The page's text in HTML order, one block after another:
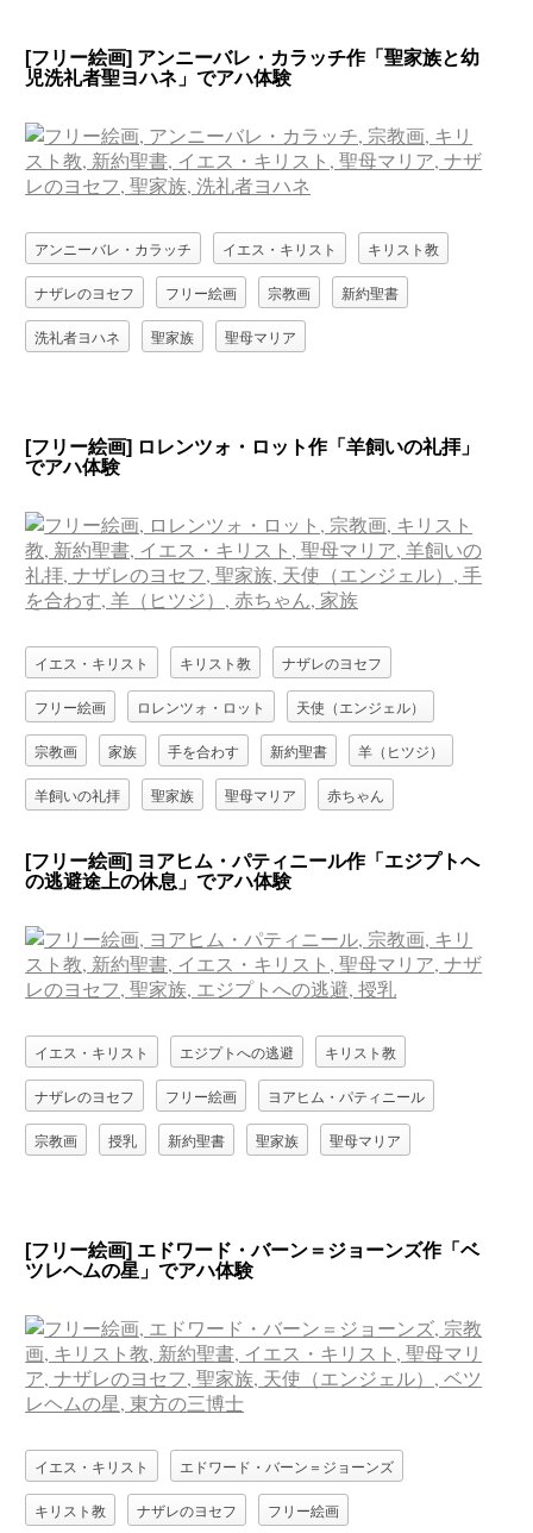
[フリー絵画] アンニーバレ・カラッチ作「聖家族と幼
児洗礼者聖ヨハネ」でアハ体験
アンニーバレ・カラッチ イエス・キリスト キリスト教
ナザレのヨセフ フリー絵画 宗教画 新約聖書
洗礼者ヨハネ 聖家族 聖母マリア
[フリー絵画] ロレンツォ・ロット作「羊飼いの礼拝」
でアハ体験
イエス・キリスト キリスト教 ナザレのヨセフ
フリー絵画 ロレンツォ・ロット 天使（エンジェル）
宗教画 家族 手を合わす 新約聖書 羊（ヒツジ）
羊飼いの礼拝 聖家族 聖母マリア 赤ちゃん
[フリー絵画] ヨアヒム・パティニール作「エジプトへ
の逃避途上の休息」でアハ体験
イエス・キリスト エジプトへの逃避 キリスト教
ナザレのヨセフ フリー絵画 ヨアヒム・パティニール
宗教画 授乳 新約聖書 聖家族 聖母マリア
[フリー絵画] エドワード・バーン＝ジョーンズ作「ベ
ツレヘムの星」でアハ体験
イエス・キリスト エドワード・バーン＝ジョーンズ
キリスト教 ナザレのヨセフ フリー絵画